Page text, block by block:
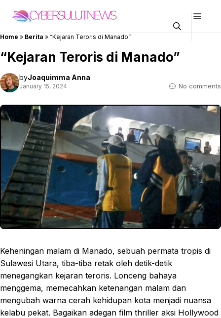
Home » Berita » “Kejaran Teroris di Manado”
“Kejaran Teroris di Manado”
byJoaquimma Anna
January 15, 2024 No comments
Keheningan malam di Manado, sebuah permata tropis di
Sulawesi Utara, tiba-tiba retak oleh detik-detik
menegangkan kejaran teroris. Lonceng bahaya
menggema, memecahkan ketenangan malam dan
mengubah warna cerah kehidupan kota menjadi nuansa
kelabu pekat. Bagaikan adegan film thriller aksi Hollywood